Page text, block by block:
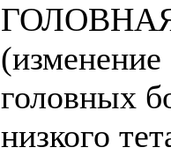
ГОЛОВНАЯ
головных
низкого